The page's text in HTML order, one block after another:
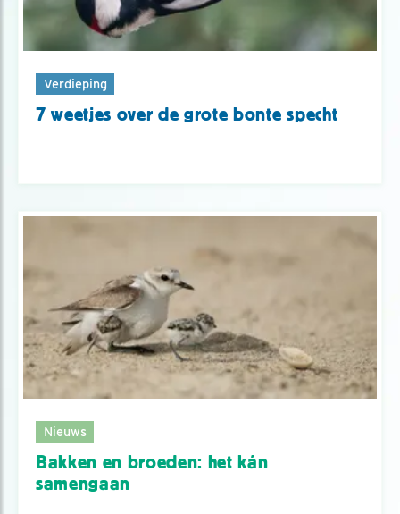
Verdieping
7 weetjes over de grote bonte specht
Nieuws
Bakken en broeden: het kán
samengaan